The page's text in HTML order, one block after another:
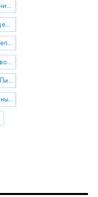
маркетинговые коммуникации
04.21.81 Социальная деятельность. Социальные проблемы
14.35.09 Методика преподавания учебных дисциплин в высшей профессиональной школе
15.81.53 Психология творчества
16.21.55 Стилистика. Лингвистическая поэтика. Риторика
17.07.31 Художественные методы, литературные стили и направления